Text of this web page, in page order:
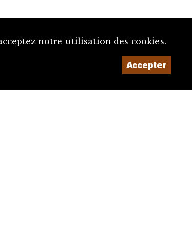
notre utilisation des cookies.
Accepter